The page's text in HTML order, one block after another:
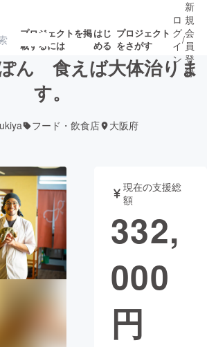
プロジェクトを掲
載するには
はじ
める
プロジェクト
をさがす
ェクト
募集終了が近いプ
ロジェクト
真 音楽
ジー・ガジェット ゲーム・サ
画
・地域活性化
ロ
グ
イ
ン
/
新
規
会
員
登
録
ん 食えば大体治りま
す。
フード・飲食店 大阪府
現在の支援総
額
332,
000
円